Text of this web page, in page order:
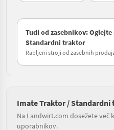
Tudi od zasebnikov:
Standardni traktor
Rabljeni stroji od zasebnih
Imate Traktor / Standardni
Na Landwirt.com dosežete več
uporabnikov.